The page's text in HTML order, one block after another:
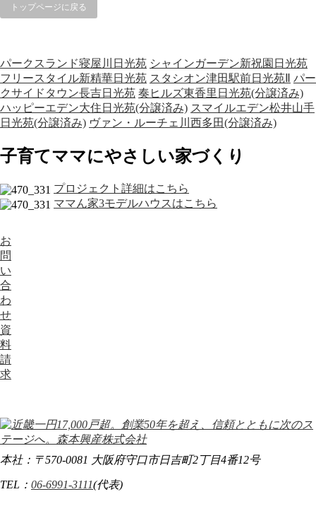
トップページに戻る
パークスランド寝屋川日光苑 シャインガーデン新祝園日光苑
フリースタイル新精華日光苑 スタシオン津田駅前日光苑Ⅱ
パー
クサイドタウン長吉日光苑 奏ヒルズ東香里日光苑(分譲済み)
ハッピーエデン大住日光苑(分譲済み) スマイルエデン松井山手
日光苑(分譲済み) ヴァン・ルーチェ川西多田(分譲済み)
子育てママにやさしい家づくり
プロジェクト詳細はこちら
ママん家3モデルハウスはこちら
お
問
い
合
わ
せ
資
料
請
求
本社：〒570-0081 大阪府守口市日吉町2丁目4番12号
TEL： 06-6991-3111(代表)